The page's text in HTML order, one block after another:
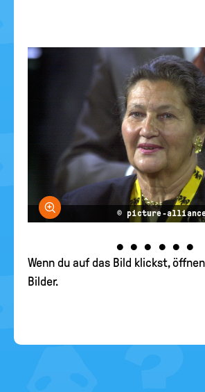
Bild vergrößern
© picture-alliance
••• •••
Wenn du auf das Bild klickst,
Bilder.